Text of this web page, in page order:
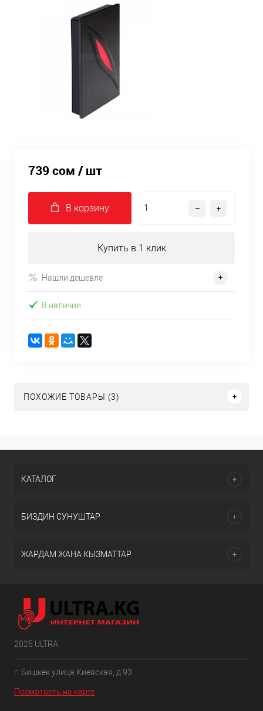
739 сом / шт
В корзину
Купить в 1 клик
Нашли дешевле
В наличии
ПОХОЖИЕ ТОВАРЫ (3)
КАТАЛОГ
БИЗДИН СУНУШТАР
ЖАРДАМ ЖАНА КЫЗМАТТАР
2025 ULTRA
г. Бишкек улица Киевская, д 93
Посмотреть на карте